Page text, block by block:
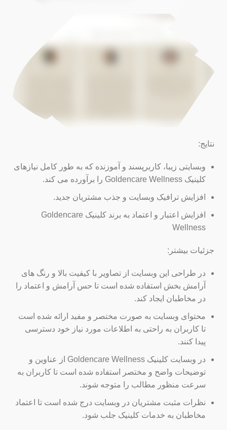
نتایج:
وبسایتی زیبا، کاربرپسند و آموزنده که به طور کامل نیازهای
کلینیک Goldencare Wellness را برآورده می کند.
افزایش ترافیک وبسایت و جذب مشتریان جدید.
افزایش اعتبار و اعتماد به برند کلینیک Goldencare
Wellness
جزئیات بیشتر:
در طراحی این وبسایت از تصاویر با کیفیت بالا و رنگ های
آرامش بخش استفاده شده است تا حس آرامش و اعتماد را
در مخاطبان ایجاد کند.
محتوای وبسایت به صورت مختصر و مفید ارائه شده است
تا کاربران به راحتی به اطلاعات مورد نیاز خود دسترسی
پیدا کنند.
در وبسایت کلینیک Goldencare Wellness از عناوین و
توضیحات واضح و مختصر استفاده شده است تا کاربران به
سرعت منظور مطالب را متوجه شوند.
نظرات مثبت مشتریان در وبسایت درج شده است تا اعتماد
مخاطبان به خدمات کلینیک جلب شود.